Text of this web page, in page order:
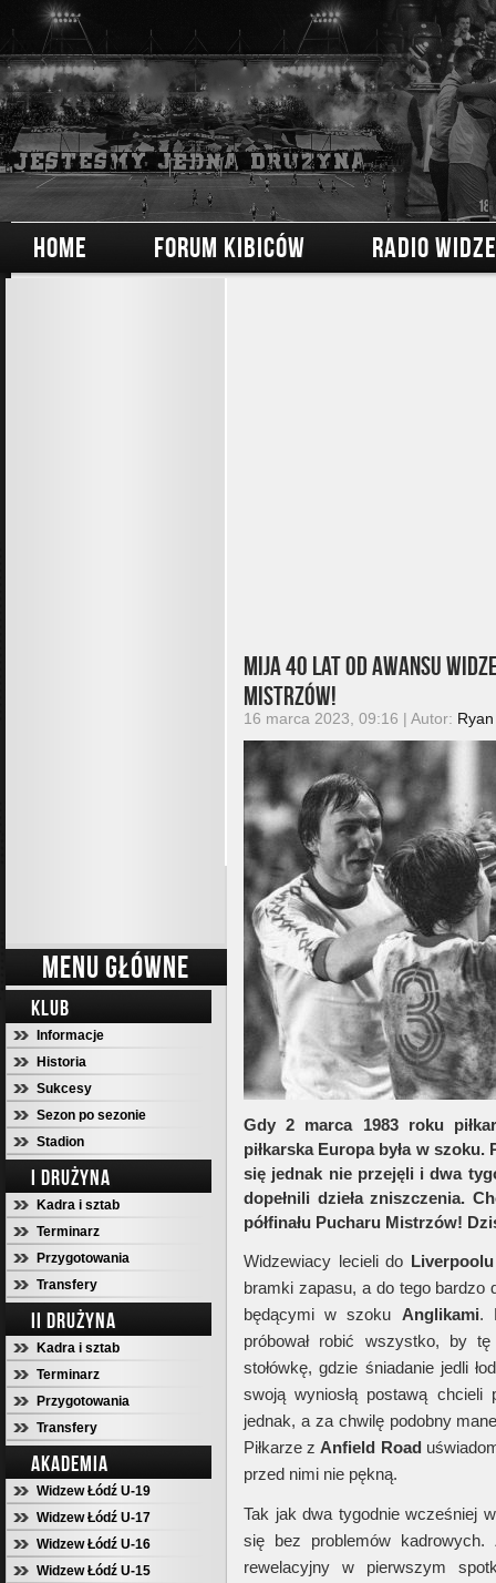
HOME FORUM KIBICÓW RADIO
MENU GŁÓWNE
KLUB
Informacje
Historia
Sukcesy
Sezon po sezonie
Stadion
I DRUŻYNA
Kadra i sztab
Terminarz
Przygotowania
Transfery
II DRUŻYNA
Kadra i sztab
Terminarz
Przygotowania
Transfery
AKADEMIA
Widzew Łódź U-19
Widzew Łódź U-17
Widzew Łódź U-16
Widzew Łódź U-15
Mija 40 lat od awansu
Mistrzów!
16 marca 2023, 09:16 | Autor: Ryan
Gdy 2 marca 1983 roku
piłkarska Europa była w szoku.
się jednak nie przejęli i dwa
dopełnili dzieła zniszczenia.
półfinału Pucharu Mistrzów!
Widzewiacy lecieli do
bramki zapasu, a do tego bardzo
będącymi w szoku Anglikami.
próbował robić wszystko, by
stołówkę, gdzie śniadanie jedli
swoją wyniosłą postawą
jednak, a za chwilę podobny
Piłkarze z Anfield Road
przed nimi nie pękną.
Tak jak dwa tygodnie wcześniej
się bez problemów kadrowych.
rewelacyjny w pierwszym